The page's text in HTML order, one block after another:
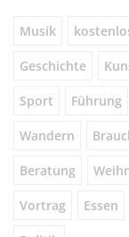
Musik
Geschichte
Sport Führung
Wandern
Beratung
Vortrag Essen